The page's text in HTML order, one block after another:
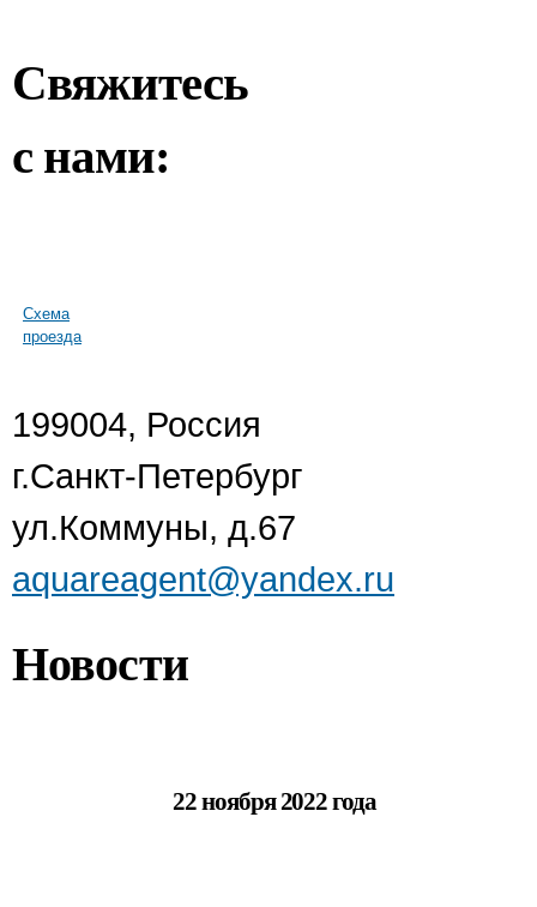
Свяжитесь
с нами:
Схема
проезда
199004, Россия
г.Санкт-Петербург
ул.Коммуны, д.67
aquareagent@yandex.ru
Новости
22 ноября 2022 года